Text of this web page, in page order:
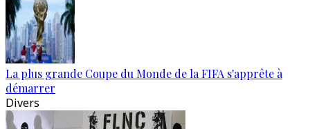
La plus grande Coupe du Monde de la FIFA s'apprête à
démarrer
Divers